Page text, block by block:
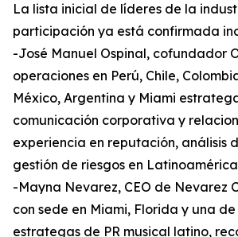
La lista inicial de líderes de la
participación ya está confirmada
-José Manuel Ospinal, cofundador
operaciones en Perú, Chile,
México, Argentina y Miami
comunicación corporativa y
experiencia en reputación, análisis
gestión de riesgos en
-Mayna Nevarez, CEO de Nevarez
con sede en Miami, Florida y una
estrategas de PR musical latino,